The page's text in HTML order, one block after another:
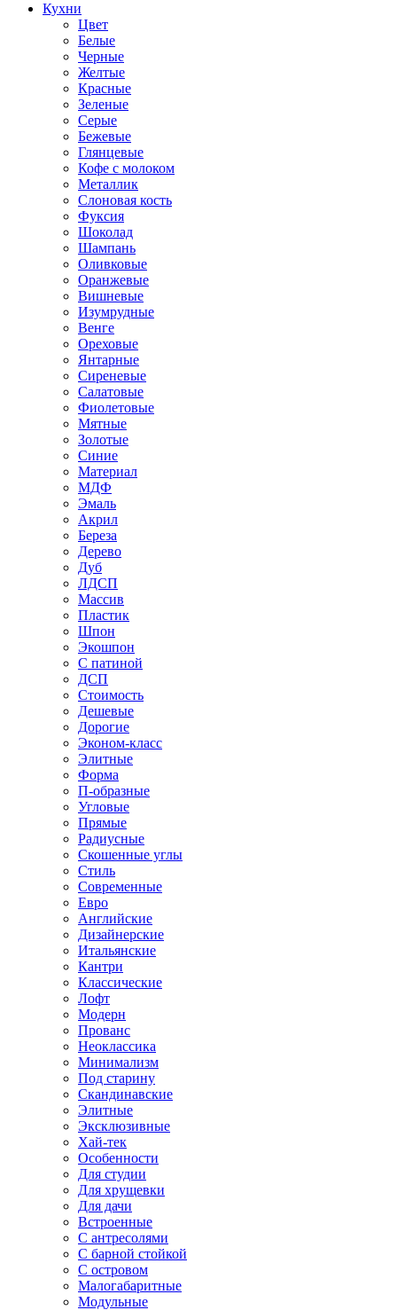
Кухни
Цвет
Белые
Черные
Желтые
Красные
Зеленые
Серые
Бежевые
Глянцевые
Кофе с молоком
Металлик
Слоновая кость
Фуксия
Шоколад
Шампань
Оливковые
Оранжевые
Вишневые
Изумрудные
Венге
Ореховые
Янтарные
Сиреневые
Салатовые
Фиолетовые
Мятные
Золотые
Синие
Материал
МДФ
Эмаль
Акрил
Береза
Дерево
Дуб
ЛДСП
Массив
Пластик
Шпон
Экошпон
С патиной
ДСП
Стоимость
Дешевые
Дорогие
Эконом-класс
Элитные
Форма
П-образные
Угловые
Прямые
Радиусные
Скошенные углы
Стиль
Современные
Евро
Английские
Дизайнерские
Итальянские
Кантри
Классические
Лофт
Модерн
Прованс
Неоклассика
Минимализм
Под старину
Скандинавские
Элитные
Эксклюзивные
Хай-тек
Особенности
Для студии
Для хрущевки
Для дачи
Встроенные
С антресолями
С барной стойкой
С островом
Малогабаритные
Модульные